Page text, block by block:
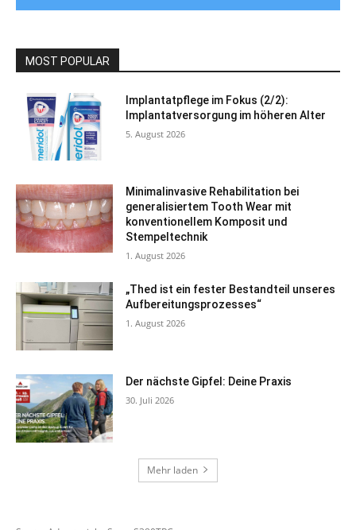
MOST POPULAR
Implantatpflege im Fokus (2/2):
Implantatversorgung im höheren Alter
5. August 2026
Minimalinvasive Rehabilitation bei
generalisiertem Tooth Wear mit
konventionellem Komposit und
Stempeltechnik
1. August 2026
„Thed ist ein fester Bestandteil unseres
Aufbereitungsprozesses“
1. August 2026
Der nächste Gipfel: Deine Praxis
30. Juli 2026
Mehr laden